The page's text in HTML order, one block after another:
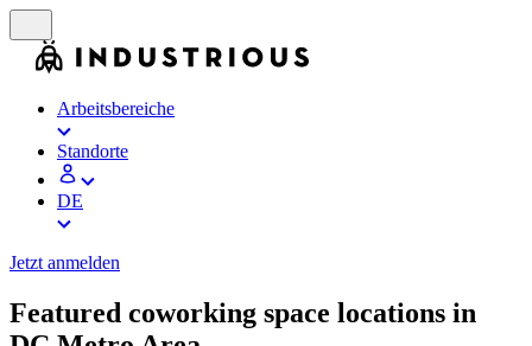
Arbeitsbereiche
Standorte
DE
Jetzt anmelden
Featured coworking space locations in